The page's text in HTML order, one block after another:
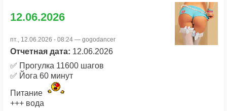
12.06.2026
пт., 12.06.2026 - 08:24 — gogodancer
Отчетная дата: 12.06.2026
✅ Прогулка 11600 шагов
✅ Йога 60 минут
Питание
+++ вода